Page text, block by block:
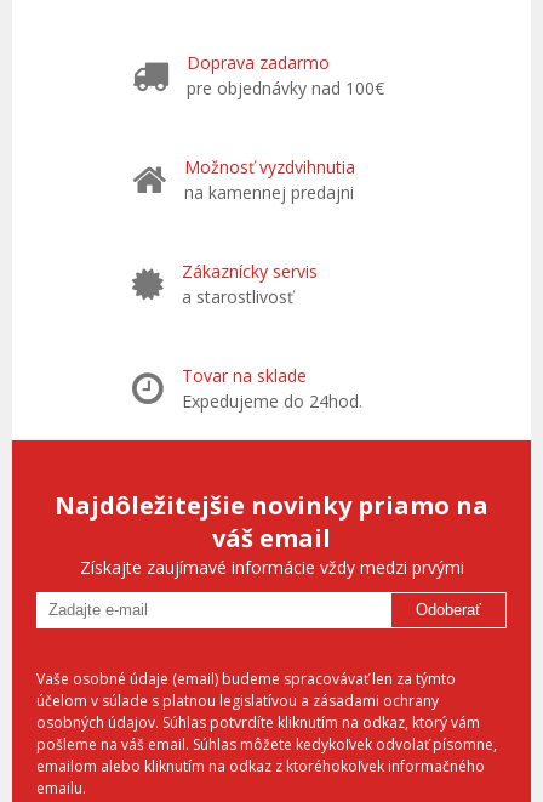
Doprava zadarmo
pre objednávky nad 100€
Možnosť vyzdvihnutia
na kamennej predajni
Zákaznícky servis
a starostlivosť
Tovar na sklade
Expedujeme do 24hod.
Najdôležitejšie novinky priamo na
váš email
Získajte zaujímavé informácie vždy medzi prvými
Odoberať
Vaše osobné údaje (email) budeme spracovávať len za týmto
účelom v súlade s platnou legislatívou a zásadami ochrany
osobných údajov. Súhlas potvrdíte kliknutím na odkaz, ktorý vám
pošleme na váš email. Súhlas môžete kedykoľvek odvolať písomne,
emailom alebo kliknutím na odkaz z ktoréhokoľvek informačného
emailu.